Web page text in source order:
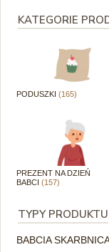
KATEGORIE
PODUSZKI (165)
PREZENT NA DZIEŃ
BABCI (157)
TYPY PRODUKTU
BABCIA